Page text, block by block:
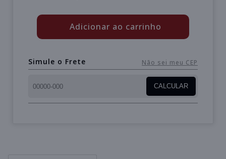
Adicionar ao carrinho
Simule o Frete Não sei meu CEP
CALCULAR